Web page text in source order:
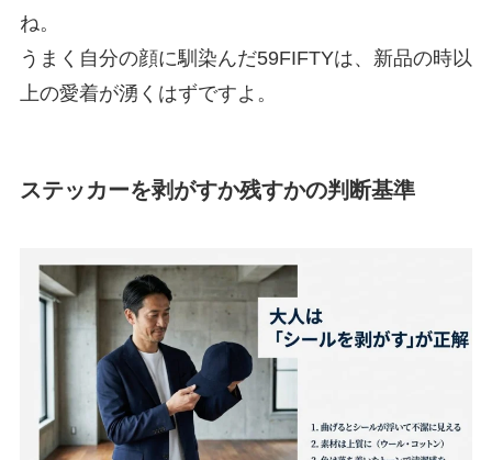
ね。
うまく自分の顔に馴染んだ59FIFTYは、新品の時以
上の愛着が湧くはずですよ。
ステッカーを剥がすか残すかの判断基準